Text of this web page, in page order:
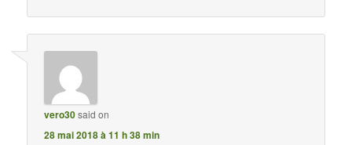
vero30said on
28 mai 2018 à 11 h 38 min